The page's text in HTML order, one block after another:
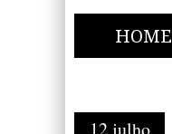
HOME
12 julho